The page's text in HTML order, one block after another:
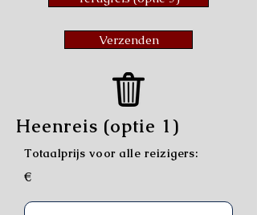
Verzenden
Heenreis (optie 1)
Totaalprijs voor alle reizigers:
€